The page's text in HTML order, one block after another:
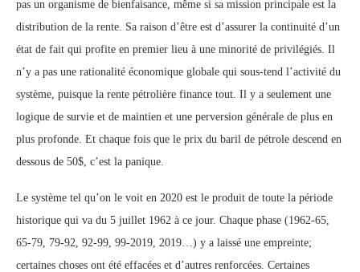
pas un organisme de bienfaisance, même si sa mission principale est la
distribution de la rente. Sa raison d’être est d’assurer la continuité d’un
état de fait qui profite en premier lieu à une minorité de privilégiés. Il
n’y a pas une rationalité économique globale qui sous-tend l’activité du
système, puisque la rente pétrolière finance tout. Il y a seulement une
logique de survie et de maintien et une perversion générale de plus en
plus profonde. Et chaque fois que le prix du baril de pétrole descend en
dessous de 50$, c’est la panique.
Le système tel qu’on le voit en 2020 est le produit de toute la période
historique qui va du 5 juillet 1962 à ce jour. Chaque phase (1962-65,
65-79, 79-92, 92-99, 99-2019, 2019…) y a laissé une empreinte;
certaines choses ont été effacées et d’autres renforcées. Certaines